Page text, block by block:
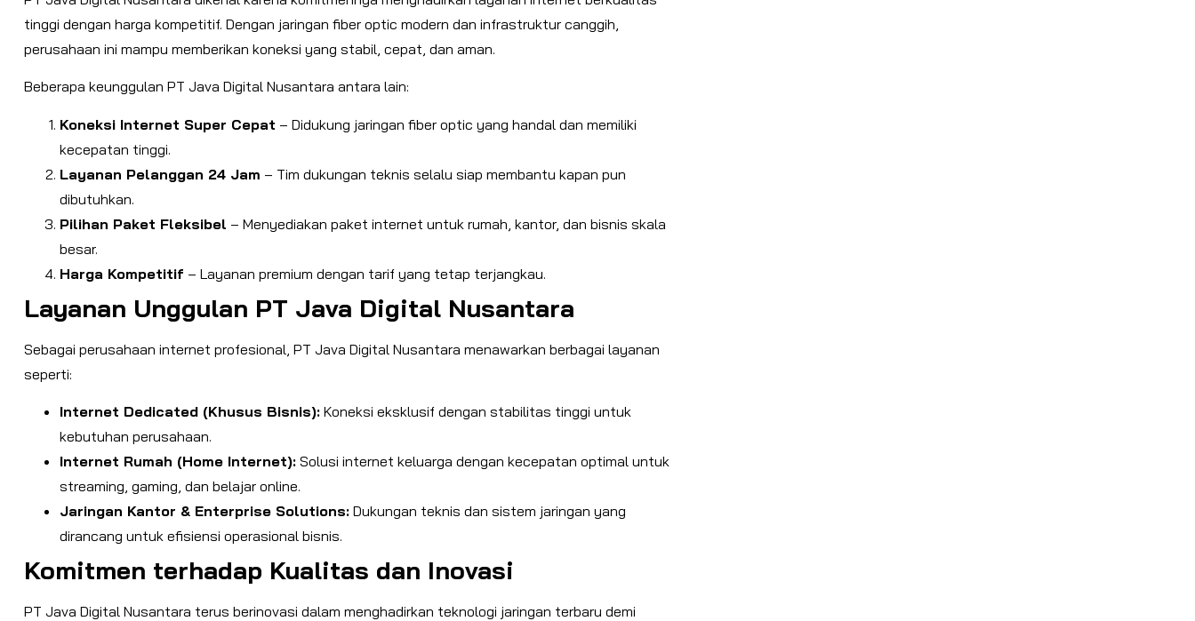
tinggi dengan harga kompetitif. Dengan jaringan fiber optic modern dan infrastruktur canggih,
perusahaan ini mampu memberikan koneksi yang stabil, cepat, dan aman.
Beberapa keunggulan PT Java Digital Nusantara antara lain:
Koneksi Internet Super Cepat – Didukung jaringan fiber optic yang handal dan memiliki
kecepatan tinggi.
Layanan Pelanggan 24 Jam – Tim dukungan teknis selalu siap membantu kapan pun
dibutuhkan.
Pilihan Paket Fleksibel – Menyediakan paket internet untuk rumah, kantor, dan bisnis skala
besar.
Harga Kompetitif – Layanan premium dengan tarif yang tetap terjangkau.
Layanan Unggulan PT Java Digital Nusantara
Sebagai perusahaan internet profesional, PT Java Digital Nusantara menawarkan berbagai layanan
seperti:
Internet Dedicated (Khusus Bisnis):Koneksi eksklusif dengan stabilitas tinggi untuk
kebutuhan perusahaan.
Internet Rumah (Home Internet):Solusi internet keluarga dengan kecepatan optimal untuk
streaming, gaming, dan belajar online.
Jaringan Kantor & Enterprise Solutions:Dukungan teknis dan sistem jaringan yang
dirancang untuk efisiensi operasional bisnis.
Komitmen terhadap Kualitas dan Inovasi
PT Java Digital Nusantara terus berinovasi dalam menghadirkan teknologi jaringan terbaru demi